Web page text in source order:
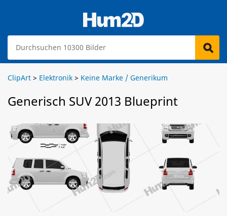
ClipArt > Elektronik > Keine Marke / Generikum
Generisch SUV 2013 Blueprint